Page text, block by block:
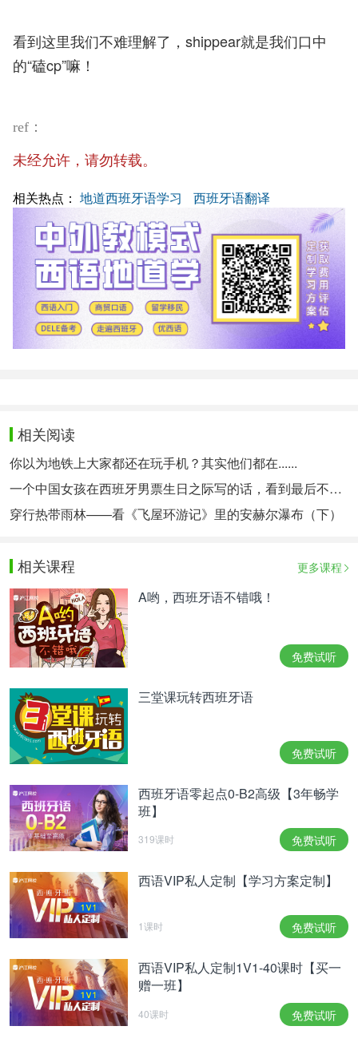
看到这里我们不难理解了，shippear就是我们口中
的“磕cp”嘛！
ref：
未经允许，请勿转载。
相关热点： 地道西班牙语学习 西班牙语翻译
相关阅读
你以为地铁上大家都还在玩手机？其实他们都在......
一个中国女孩在西班牙男票生日之际写的话，看到最后不禁落泪
穿行热带雨林——看《飞屋环游记》里的安赫尔瀑布（下）
相关课程 更多课程
A哟，西班牙语不错哦！
免费试听
三堂课玩转西班牙语
免费试听
西班牙语零起点0-B2高级【3年畅学
班】
319课时 免费试听
西语VIP私人定制【学习方案定制】
1课时 免费试听
西语VIP私人定制1V1-40课时【买一
赠一班】
40课时 免费试听